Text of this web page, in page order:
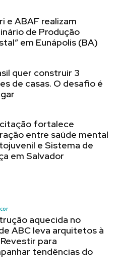
e ABAF realizam
de Produção
em Eunápolis (BA)
quer construir 3
de casas. O desafio é
fortalece
entre saúde mental
e Sistema de
em Salvador
aquecida no
ABC leva arquitetos à
para
tendências do